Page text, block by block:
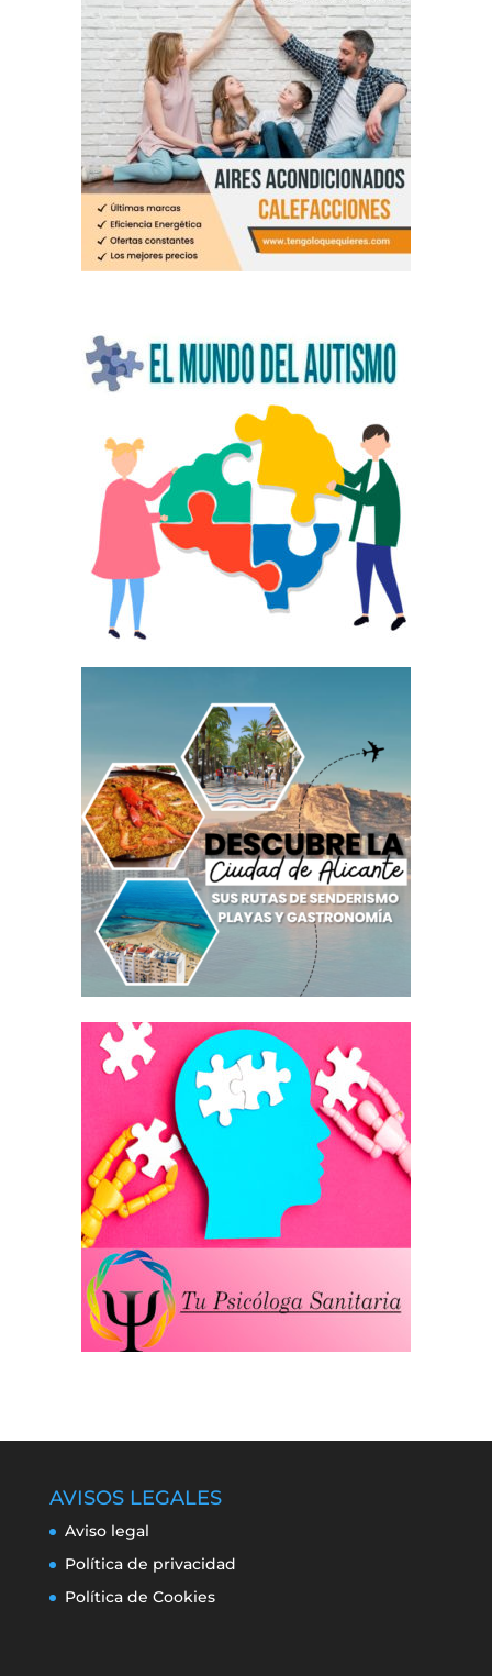
AVISOS LEGALES
Aviso legal
Política de privacidad
Política de Cookies